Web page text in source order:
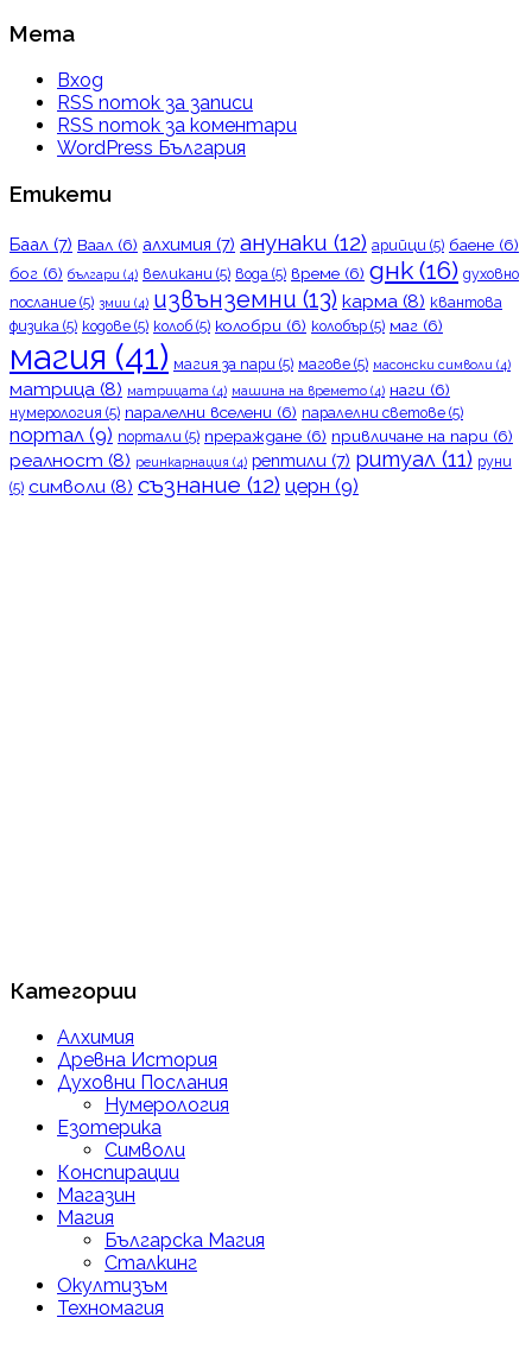
Мета
Вход
RSS поток за записи
RSS поток за коментари
WordPress България
Етикети
Баал (7) Ваал (6) алхимия (7) анунаки (12) арийци (5) баене (6)
бог (6) българи (4) великани (5) вода (5) време (6) днк (16) духовно
послание (5) змии (4) извънземни (13) карма (8) квантова
физика (5) кодове (5) колоб (5) колобри (6) колобър (5) маг (6)
магия (41) магия за пари (5) магове (5) масонски символи (4)
матрица (8) матрицата (4) машина на времето (4) наги (6)
нумерология (5) паралелни вселени (6) паралелни светове (5)
портал (9) портали (5) прераждане (6) привличане на пари (6)
реалност (8) реинкарнация (4) рептили (7) ритуал (11) руни
(5) символи (8) съзнание (12) церн (9)
Категории
Алхимия
Древна История
Духовни Послания
Нумерология
Езотерика
Символи
Конспирации
Магазин
Магия
Българска Магия
Сталкинг
Окултизъм
Техномагия